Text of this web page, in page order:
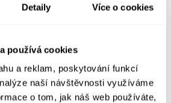
Detaily Více o cookies
používá cookies
a reklam, poskytování funkcí
naší návštěvnosti využíváme
o tom, jak náš web používáte,